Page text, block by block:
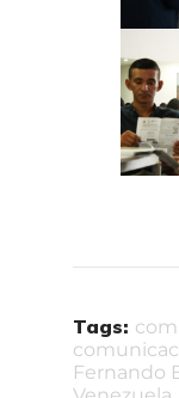
Tags:
Fernando